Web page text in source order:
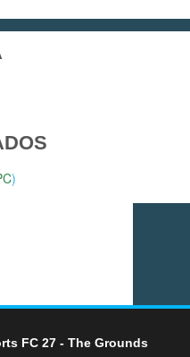
)
FC 27 - The Grounds